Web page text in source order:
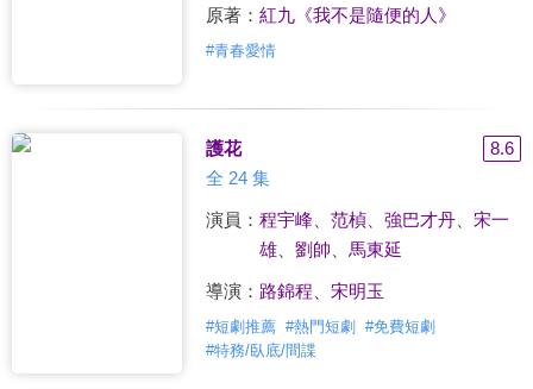
原著： 紅九《我不是隨便的人》
#青春愛情
護花
8.6
全 24 集
演員： 程宇峰、 范楨、 強巴才丹、 宋一
雄、 劉帥 馬東延
導演： 路錦程 宋明玉
#短劇推薦 #熱門短劇 #免費短劇
#特務/臥底/間諜